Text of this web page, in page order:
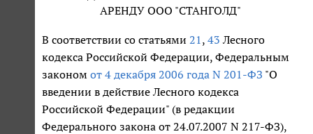
АРЕНДУ ООО "СТАНГОЛД"
В соответствии со статьями 21 , 43 Лесного
кодекса Российской Федерации, Федеральным
законом от 4 декабря 2006 года N 201-ФЗ "О
введении в действие Лесного кодекса
Российской Федерации" (в редакции
Федерального закона от 24.07.2007 N 217-ФЗ),